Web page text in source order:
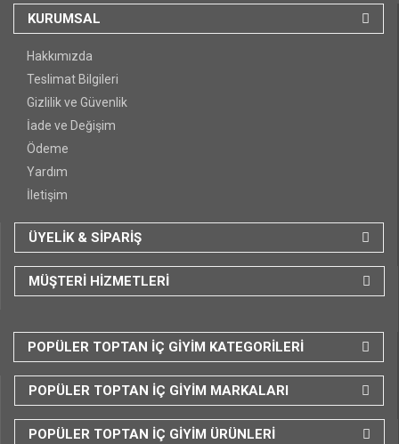
KURUMSAL
Hakkımızda
Teslimat Bilgileri
Gizlilik ve Güvenlik
İade ve Değişim
Ödeme
Yardım
İletişim
ÜYELİK & SİPARİŞ
MÜŞTERİ HİZMETLERİ
POPÜLER TOPTAN İÇ GİYİM KATEGORİLERİ
POPÜLER TOPTAN İÇ GİYİM MARKALARI
POPÜLER TOPTAN İÇ GİYİM ÜRÜNLERİ